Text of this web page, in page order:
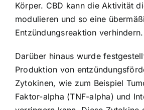
Körper. CBD kann die Aktivität
modulieren und so eine
Entzündungsreaktion verhindern.
Darüber hinaus wurde
Produktion von
Zytokinen, wie zum Beispiel
Faktor-alpha (TNF-alpha) und